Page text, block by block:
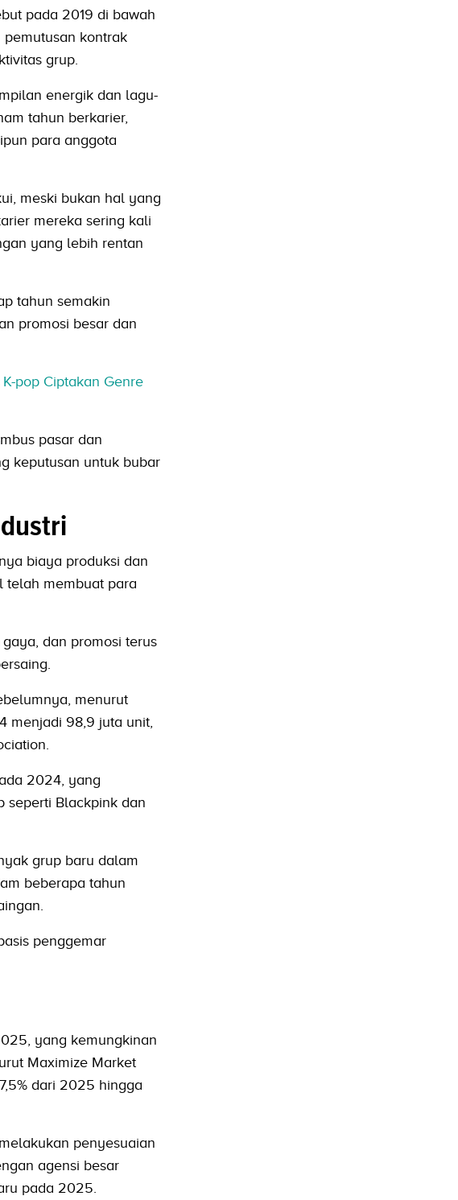
pada 2019 di bawah
pemutusan kontrak
grup.
energik dan lagu-
tahun berkarier,
para anggota
meski bukan hal yang
mereka sering kali
yang lebih rentan
tahun semakin
promosi besar dan
pop Ciptakan Genre
pasar dan
keputusan untuk bubar
biaya produksi dan
telah membuat para
dan promosi terus
menurut
menjadi 98,9 juta unit,
2024, yang
seperti Blackpink dan
grup baru dalam
beberapa tahun
penggemar
yang kemungkinan
Maximize Market
dari 2025 hingga
penyesuaian
agensi besar
pada 2025.